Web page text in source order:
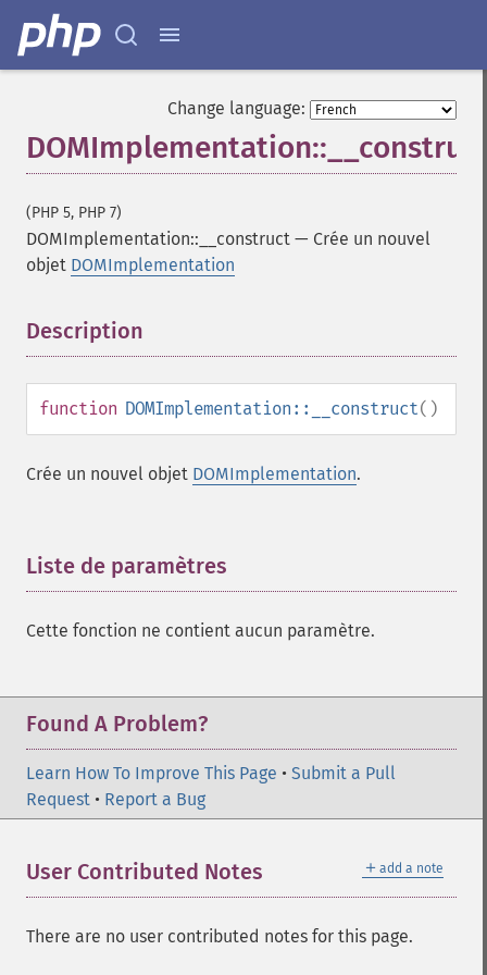
Change language:
(PHP 5, PHP 7)
DOMImplementation::__construct — Crée un nouvel
objet DOMImplementation
Description
function DOMImplementation::__construct()
Crée un nouvel objet DOMImplementation.
Liste de paramètres
Cette fonction ne contient aucun paramètre.
Found A Problem?
Learn How To Improve This Page • Submit a Pull
Request • Report a Bug
＋ add a note
User Contributed Notes
There are no user contributed notes for this page.